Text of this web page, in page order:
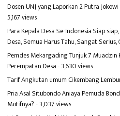
Dosen UNJ yang Laporkan 2 Putra
5,167 views
Para Kepala Desa Se-Indonesia Siap-
Desa, Semua Harus Tahu, Sangat Serius,
Pemdes Mekargading Tunjuk 7
Perempatan Desa- 3,630 views
Tarif Angkutan umum Cikembang
Pria Asal Situbondo Aniaya Pemuda
Motifnya?- 3,037 views